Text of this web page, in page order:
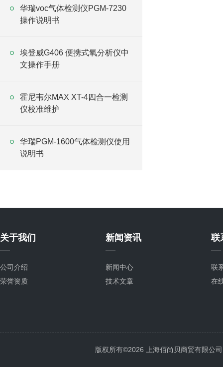
华瑞voc气体检测仪PGM-7230
操作说明书
埃登威G406 便携式氧分析仪中
文操作手册
霍尼韦尔MAX XT-4四合一检测
仪校准维护
华瑞PGM-1600气体检测仪使用
说明书
关于我们
公司介绍
荣誉资质
新闻资讯
新闻中心
技术文章
联
联
在
版权所有©2026 上海佰尚贝商贸有限公